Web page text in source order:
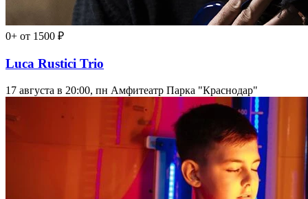
0+ от 1500 ₽
Luca Rustici Trio
17 августа в 20:00, пн Амфитеатр Парка "Краснодар"